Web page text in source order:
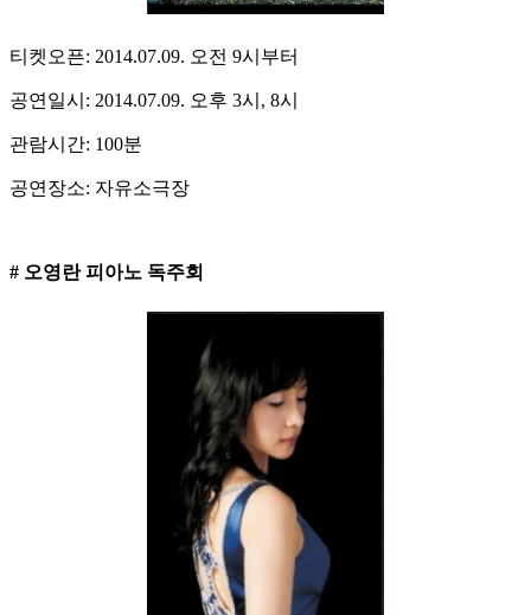
티켓오픈: 2014.07.09. 오전 9시부터
공연일시: 2014.07.09. 오후 3시, 8시
관람시간: 100분
공연장소: 자유소극장
# 오영란 피아노 독주회